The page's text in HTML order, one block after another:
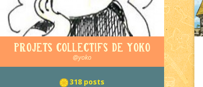
Projets collectifs de Yoko
@yoko
318 posts